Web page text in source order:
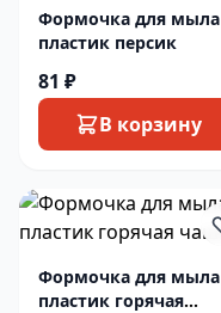
Формочка для мыла
пластик персик
81 ₽
В корзину
Формочка для мыла
пластик горячая